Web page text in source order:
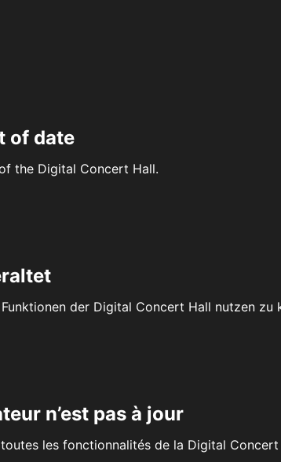
of date
the Digital Concert Hall.
der Digital Concert Hall nutzen zu
n’est pas à jour
les fonctionnalités de la Digital Concert